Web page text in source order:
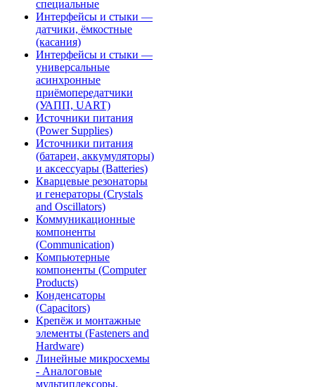
специальные
Интерфейсы и стыки —
датчики, ёмкостные
(касания)
Интерфейсы и стыки —
универсальные
асинхронные
приёмопередатчики
(УАПП, UART)
Источники питания
(Power Supplies)
Источники питания
(батареи, аккумуляторы)
и аксессуары (Batteries)
Кварцевые резонаторы
и генераторы (Crystals
and Oscillators)
Коммуникационные
компоненты
(Communication)
Компьютерные
компоненты (Computer
Products)
Конденсаторы
(Capacitors)
Крепёж и монтажные
элементы (Fasteners and
Hardware)
Линейные микросхемы
- Аналоговые
мультиплексоры,